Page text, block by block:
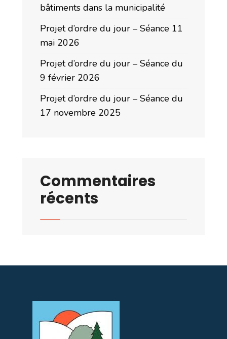
bâtiments dans la municipalité
Projet d’ordre du jour – Séance 11
mai 2026
Projet d’ordre du jour – Séance du
9 février 2026
Projet d’ordre du jour – Séance du
17 novembre 2025
Commentaires
récents